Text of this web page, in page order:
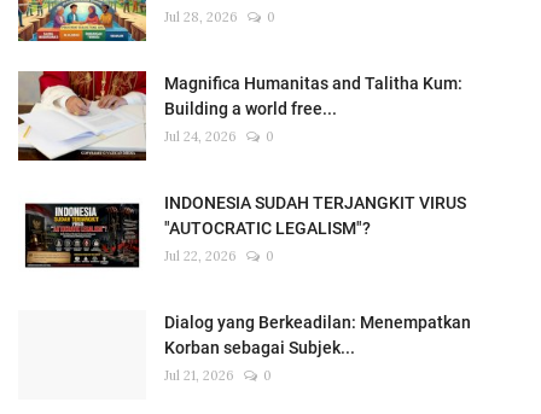
Jul 28, 2026 0
Magnifica Humanitas and Talitha Kum:
Building a world free...
Jul 24, 2026 0
INDONESIA SUDAH TERJANGKIT VIRUS
"AUTOCRATIC LEGALISM"?
Jul 22, 2026 0
Dialog yang Berkeadilan: Menempatkan
Korban sebagai Subjek...
Jul 21, 2026 0